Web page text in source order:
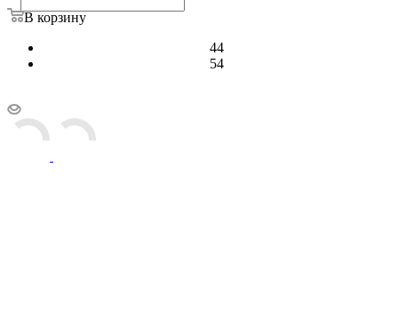
В корзину
44
54